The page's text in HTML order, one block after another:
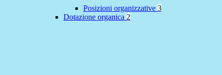
Posizioni organizzative 3
Dotazione organica 2